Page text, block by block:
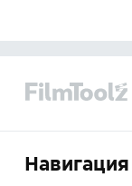
Навигация